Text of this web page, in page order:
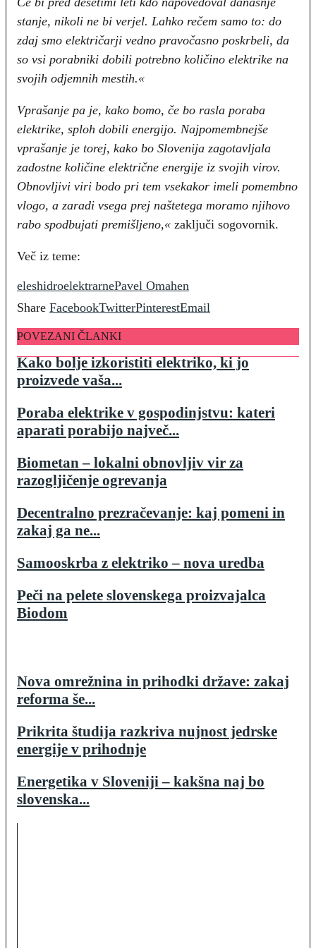
stanje, nikoli ne bi verjel. Lahko rečem samo to: do
zdaj smo električarji vedno pravočasno poskrbeli, da
so vsi porabniki dobili potrebno količino elektrike na
svojih odjemnih mestih.«
Vprašanje pa je, kako bomo, če bo rasla poraba
elektrike, sploh dobili energijo. Najpomembnejše
vprašanje je torej, kako bo Slovenija zagotavljala
zadostne količine električne energije iz svojih virov.
Obnovljivi viri bodo pri tem vsekakor imeli pomembno
vlogo, a zaradi vsega prej naštetega moramo njihovo
rabo spodbujati premišljeno,« zaključi sogovornik.
Več iz teme:
eleshidroelektrarnePavel Omahen
Share FacebookTwitterPinterestEmail
POVEZANI ČLANKI
Kako bolje izkoristiti elektriko, ki jo
proizvede vaša...
Poraba elektrike v gospodinjstvu: kateri
aparati porabijo največ...
Biometan – lokalni obnovljiv vir za
razogljičenje ogrevanja
Decentralno prezračevanje: kaj pomeni in
zakaj ga ne...
Samooskrba z elektriko – nova uredba
Peči na pelete slovenskega proizvajalca
Biodom
Nova omrežnina in prihodki države: zakaj
reforma še...
Prikrita študija razkriva nujnost jedrske
energije v prihodnje
Energetika v Sloveniji – kakšna naj bo
slovenska...